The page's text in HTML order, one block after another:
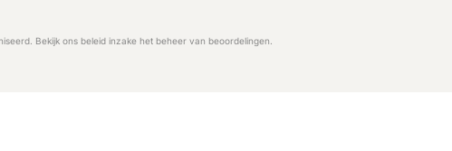
Bekijk ons beleid inzake het beheer van beoordelingen